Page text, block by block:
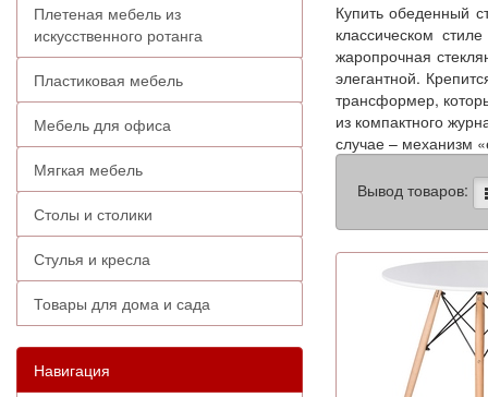
Плетеная мебель из
искусственного ротанга
Пластиковая мебель
Мебель для офиса
Мягкая мебель
Столы и столики
Стулья и кресла
Товары для дома и сада
Навигация
Купить обеденный
классическом
жаропрочная
элегантной.
трансформер,
из компактного
случае – механизм
Вывод товаров: